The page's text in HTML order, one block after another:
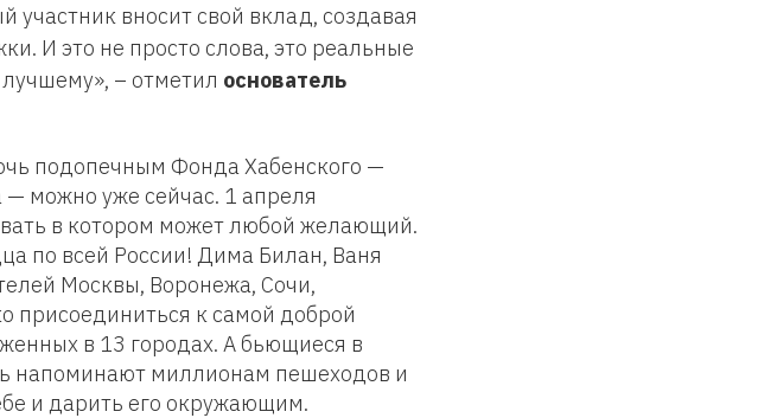
вносит свой вклад, создавая
И это не просто слова, это реальные
– отметил основатель
подопечным Фонда Хабенского —
можно уже сейчас. 1 апреля
в котором может любой желающий.
по всей России! Дима Билан, Ваня
Москвы, Воронежа, Сочи,
присоединиться к самой доброй
в 13 городах. А бьющиеся в
напоминают миллионам пешеходов и
и дарить его окружающим.